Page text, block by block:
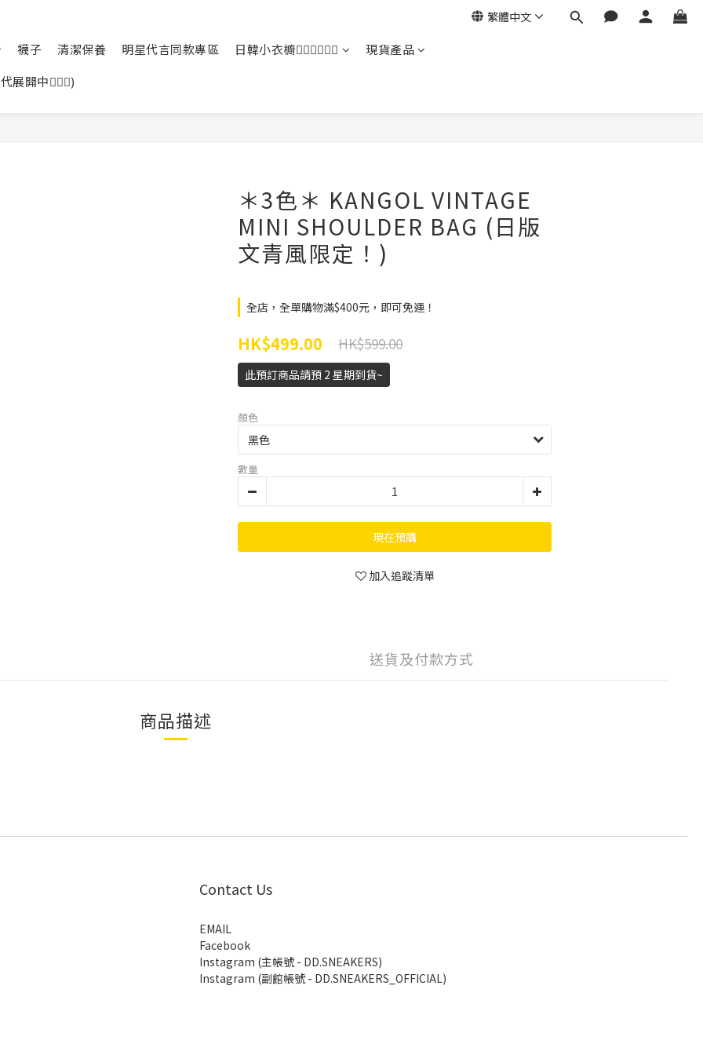
繁體中文
襪子 清潔保養 明星代言同款專區 日韓小衣櫥🙆🏻‍♀️🙆🏻‍♂️
現貨產品
展開中🙆🏻‍♀️)
＊3色＊ KANGOL VINTAGE
MINI SHOULDER BAG (日版
文青風限定！)
全店，全單購物滿$400元，即可免運！
HK$499.00 HK$599.00
此預訂商品請預 2 星期到貨~
顏色
數量
現在預購
加入追蹤清單
送貨及付款方式
商品描述
Contact Us
EMAIL
Facebook
Instagram (主帳號 - DD.SNEAKERS)
Instagram (副館帳號 - DD.SNEAKERS_OFFICIAL)